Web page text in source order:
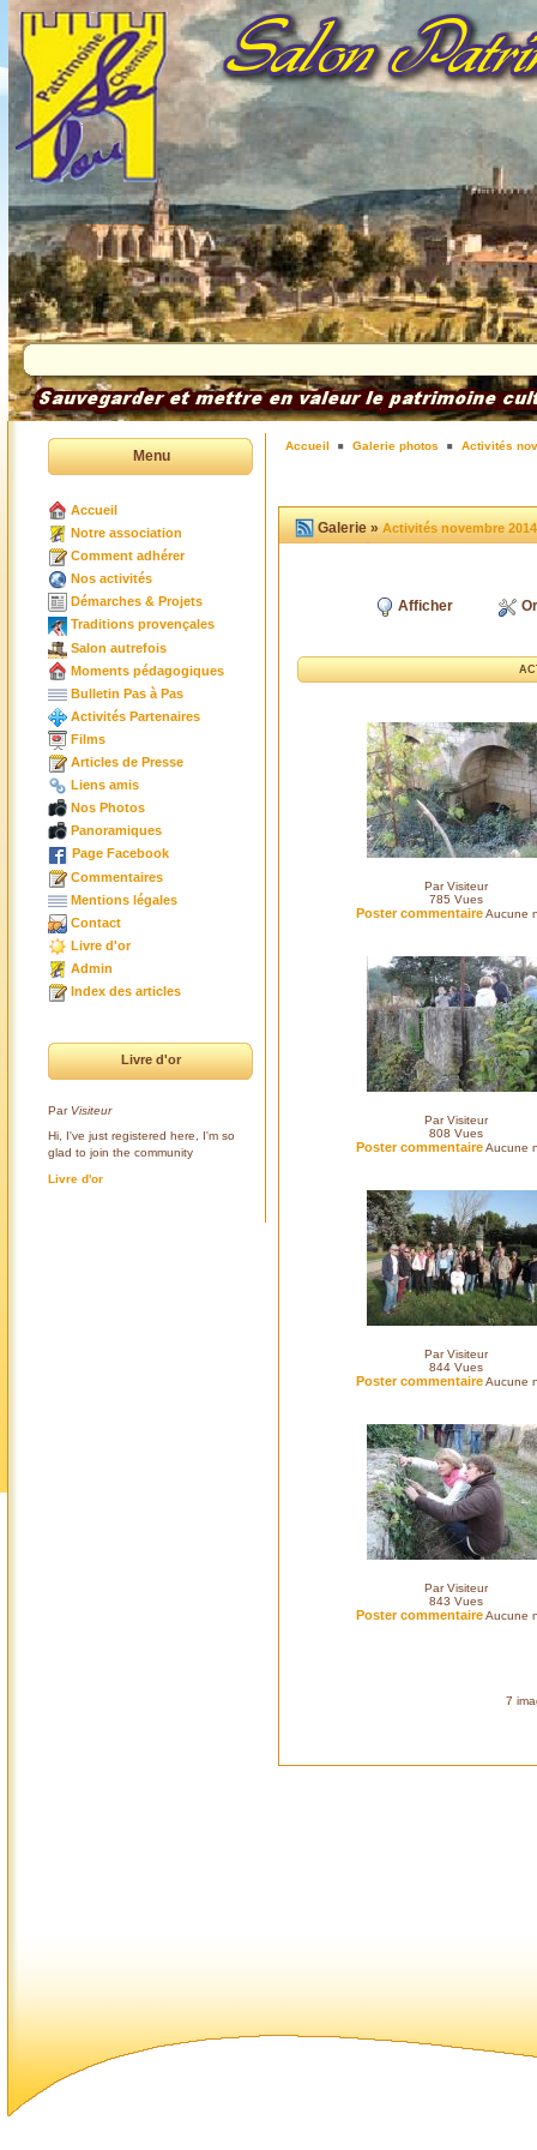
Menu
Accueil
Notre association
Comment adhérer
Nos activités
Démarches & Projets
Traditions provençales
Salon autrefois
Moments pédagogiques
Bulletin Pas à Pas
Activités Partenaires
Films
Articles de Presse
Liens amis
Nos Photos
Panoramiques
Page Facebook
Commentaires
Mentions légales
Contact
Livre d'or
Admin
Index des articles
Livre d'or
Par Visiteur
Hi, I've just registered here, I'm so
glad to join the community
Livre d'or
Accueil Galerie photos Activités
Galerie »Activités novembre 2014
Afficher
Par Visiteur
785 Vues
Poster commentaireAucune
Par Visiteur
808 Vues
Poster commentaireAucune
Par Visiteur
844 Vues
Poster commentaireAucune
Par Visiteur
843 Vues
Poster commentaireAucune
7